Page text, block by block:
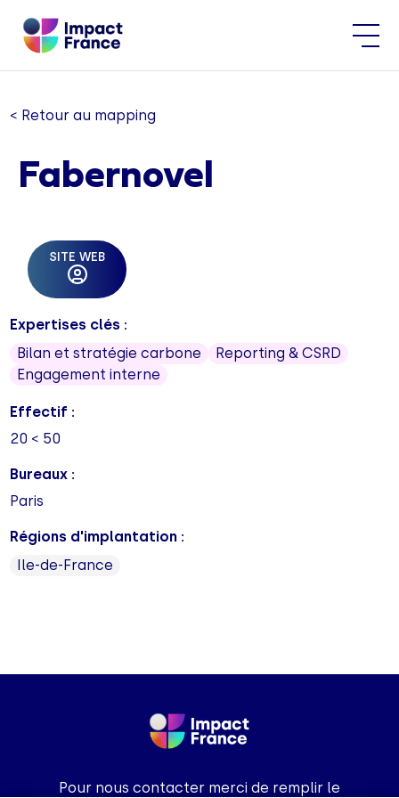
< Retour au mapping
Fabernovel
SITE WEB
Expertises clés :
Bilan et stratégie carbone
Reporting & CSRD
Engagement interne
Effectif :
20 < 50
Bureaux :
Paris
Régions d'implantation :
Ile-de-France
Pour nous contacter merci de remplir le